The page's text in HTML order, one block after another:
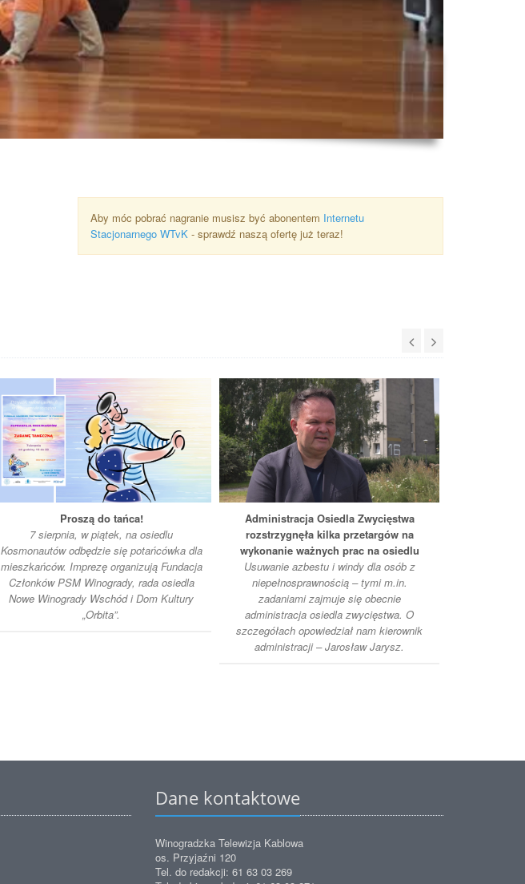
Aby móc pobrać nagranie musisz być abonentem Internetu
Stacjonarnego WTvK- sprawdź naszą ofertę już teraz!
Proszą do tańca!
7 sierpnia, w piątek, na osiedlu
Kosmonautów odbędzie się potańcówka dla
mieszkańców. Imprezę organizują Fundacja
Członków PSM Winogrady, rada osiedla
Nowe Winogrady Wschód i Dom Kultury
„Orbita”.
Administracja Osiedla Zwycięstwa
rozstrzygnęła kilka przetargów na
wykonanie ważnych prac na osiedlu
Usuwanie azbestu i windy dla osób z
niepełnosprawnością – tymi m.in.
zadaniami zajmuje się obecnie
administracja osiedla zwycięstwa. O
szczegółach opowiedział nam kierownik
administracji – Jarosław Jarysz.
Dane kontaktowe
Winogradzka Telewizja Kablowa
os. Przyjaźni 120
Tel. do redakcji: 61 63 03 269